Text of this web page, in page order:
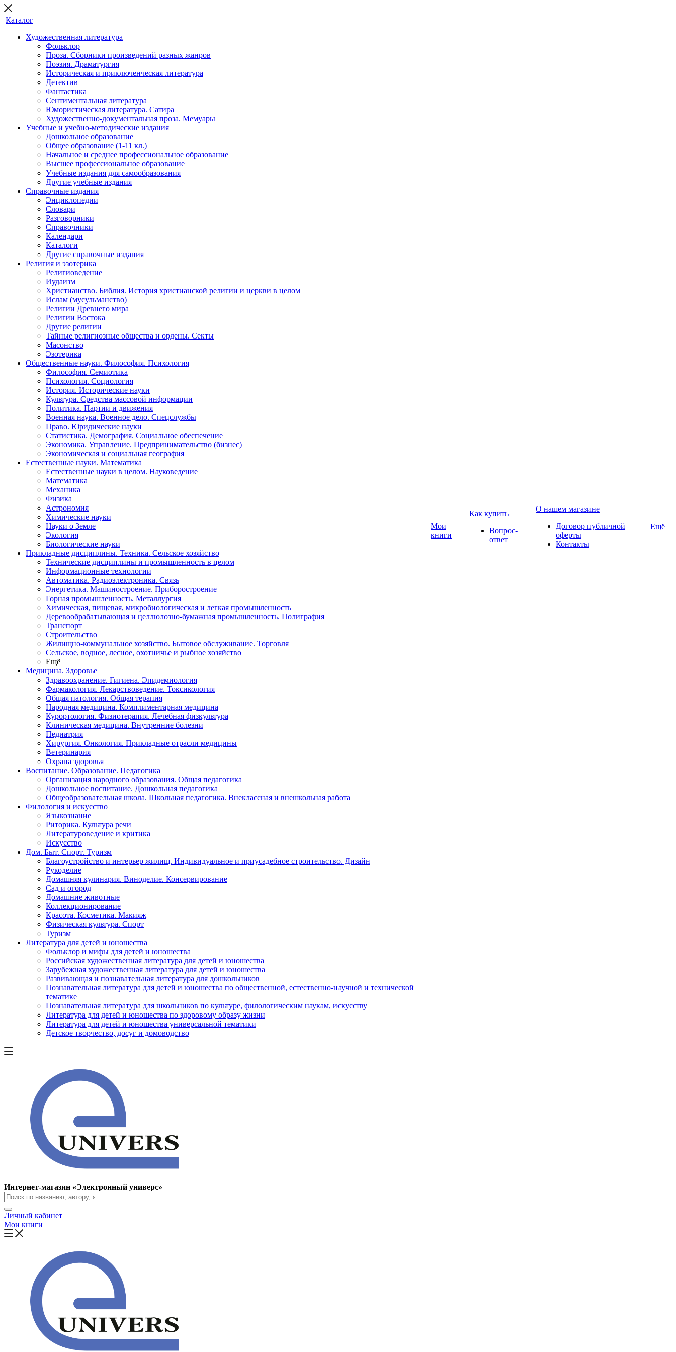
Каталог
Художественная литература
Фольклор
Проза. Сборники произведений разных жанров
Поэзия. Драматургия
Историческая и приключенческая литература
Детектив
Фантастика
Сентиментальная литература
Юмористическая литература. Сатира
Художественно-документальная проза. Мемуары
Учебные и учебно-методические издания
Дошкольное образование
Общее образование (1-11 кл.)
Начальное и среднее профессиональное образование
Высшее профессиональное образование
Учебные издания для самообразования
Другие учебные издания
Справочные издания
Энциклопедии
Словари
Разговорники
Справочники
Календари
Каталоги
Другие справочные издания
Религия и эзотерика
Религиоведение
Иудаизм
Христианство. Библия. История христианской религии и церкви в целом
Ислам (мусульманство)
Религии Древнего мира
Религии Востока
Другие религии
Тайные религиозные общества и ордены. Секты
Масонство
Эзотерика
Общественные науки. Философия. Психология
Философия. Семиотика
Психология. Социология
История. Исторические науки
Культура. Средства массовой информации
Политика. Партии и движения
Военная наука. Военное дело. Спецслужбы
Право. Юридические науки
Статистика. Демография. Социальное обеспечение
Экономика. Управление. Предпринимательство (бизнес)
Экономическая и социальная география
Естественные науки. Математика
Естественные науки в целом. Науковедение
Математика
Механика
Физика
Астрономия
Химические науки
Науки о Земле
Экология
Биологические науки
Прикладные дисциплины. Техника. Сельское хозяйство
Технические дисциплины и промышленность в целом
Информационные технологии
Автоматика. Радиоэлектроника. Связь
Энергетика. Машиностроение. Приборостроение
Горная промышленность. Металлургия
Химическая, пищевая, микробиологическая и легкая промышленность
Деревообрабатывающая и целлюлозно-бумажная промышленность. Полиграфия
Транспорт
Строительство
Жилищно-коммунальное хозяйство. Бытовое обслуживание. Торговля
Сельское, водное, лесное, охотничье и рыбное хозяйство
Ещё
Медицина. Здоровье
Здравоохранение. Гигиена. Эпидемиология
Фармакология. Лекарствоведение. Токсикология
Общая патология. Общая терапия
Народная медицина. Комплиментарная медицина
Курортология. Физиотерапия. Лечебная физкультура
Клиническая медицина. Внутренние болезни
Педиатрия
Хирургия. Онкология. Прикладные отрасли медицины
Ветеринария
Охрана здоровья
Воспитание. Образование. Педагогика
Организация народного образования. Общая педагогика
Дошкольное воспитание. Дошкольная педагогика
Общеобразовательная школа. Школьная педагогика. Внеклассная и внешкольная работа
Филология и искусство
Языкознание
Риторика. Культура речи
Литературоведение и критика
Искусство
Дом. Быт. Спорт. Туризм
Благоустройство и интерьер жилищ. Индивидуальное и приусадебное строительство. Дизайн
Рукоделие
Домашняя кулинария. Виноделие. Консервирование
Сад и огород
Домашние животные
Коллекционирование
Красота. Косметика. Макияж
Физическая культура. Спорт
Туризм
Литература для детей и юношества
Фольклор и мифы для детей и юношества
Российская художественная литература для детей и юношества
Зарубежная художественная литература для детей и юношества
Развивающая и познавательная литература для дошкольников
Познавательная литература для детей и юношества по общественной, естественно-научной и технической
тематике
Познавательная литература для школьников по культуре, филологическим наукам, искусству
Литература для детей и юношества по здоровому образу жизни
Литература для детей и юношества универсальной тематики
Детское творчество, досуг и домоводство
Мои
книги
Как купить
Вопрос-
ответ
О нашем магазине
Договор публичной
оферты
Контакты
Ещё
Интернет-магазин «Электронный универс»
Личный кабинет
Мои книги